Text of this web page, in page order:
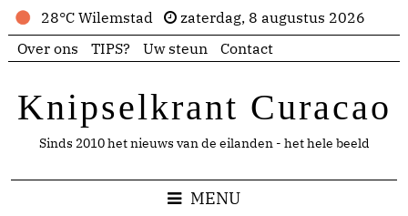
28°C Wilemstad
zaterdag, 8 augustus 2026
Over ons
TIPS? Uw steun Contact
Knipselkrant Curacao
Sinds 2010 het nieuws van de eilanden - het hele beeld
MENU